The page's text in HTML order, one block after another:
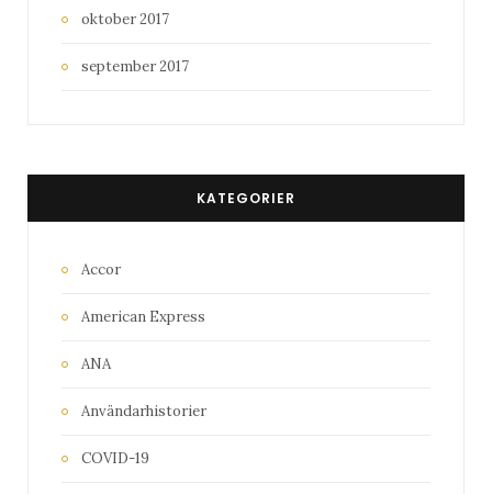
oktober 2017
september 2017
KATEGORIER
Accor
American Express
ANA
Användarhistorier
COVID-19